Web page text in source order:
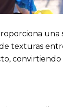
una
texturas
convirtiendo